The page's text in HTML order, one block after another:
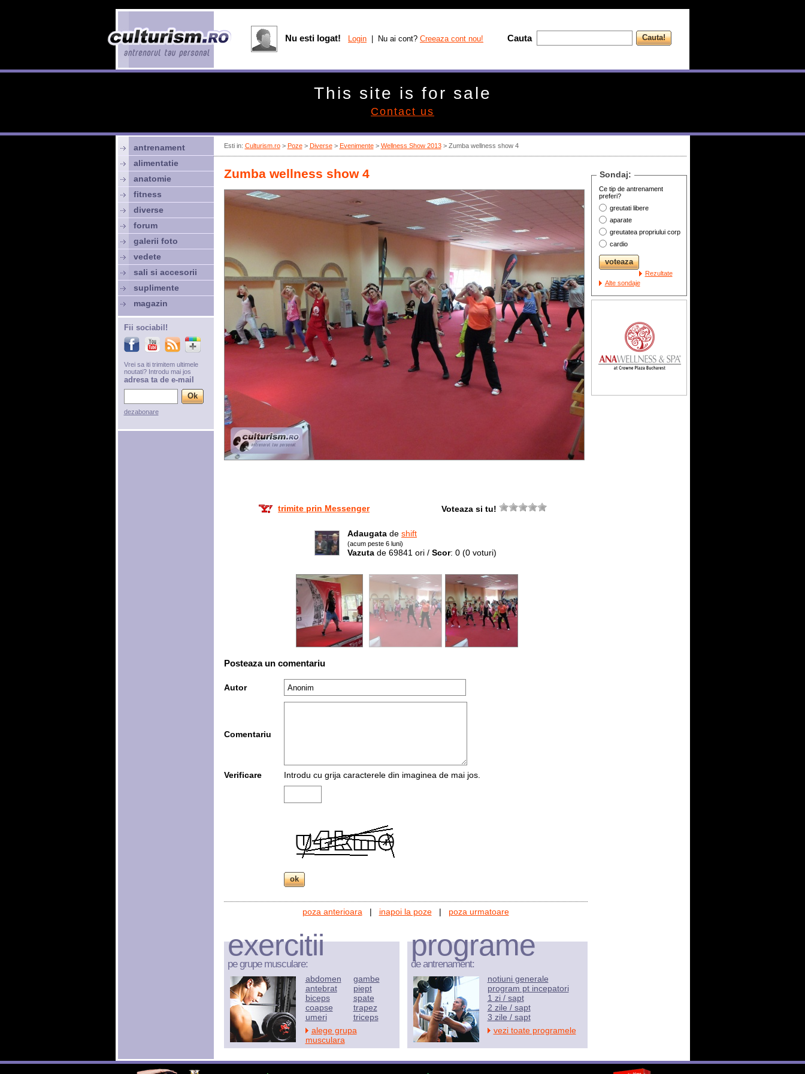
Esti in: Culturism.ro> Poze> Diverse> Evenimente> Wellness Show 2013> Zumba wellness show 4
Zumba wellness show 4
trimite prin Messenger Voteaza si tu!
Adaugata de shift
(acum peste 6 luni)
Vazuta de 69841 ori / Scor: 0 (0 voturi)
Posteaza un comentariu
Autor
Comentariu
Verificare Introdu cu grija caracterele din imaginea de mai jos.
poza anterioara | inapoi la poze| poza urmatoare
Sondaj:
Ce tip de antrenament
preferi?
greutati libere
aparate
greutatea propriului corp
cardio
Rezultate
Alte sondaje
exercitii
pe grupe musculare:
abdomen
antebrat
biceps
coapse
umeri
gambe
piept
spate
trapez
triceps
alege grupa
musculara
programe
de antrenament:
notiuni generale
program pt incepatori
1 zi / sapt
2 zile / sapt
3 zile / sapt
vezi toate programele
antrenament
alimentatie
anatomie
fitness
diverse
forum
galerii foto
vedete
sali si accesorii
suplimente
magazin
Fii sociabil!
Vrei sa iti trimitem ultimele
noutati? Introdu mai jos
adresa ta de e-mail
dezabonare
Nu esti logat! Login | Nu ai cont? Creeaza cont nou! Cauta
This site is for sale
Contact us